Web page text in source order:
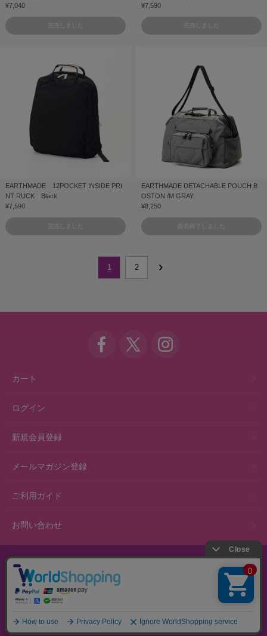
¥7,040
完売しました
¥7,590
完売しました
EARTHMADE 12POCKET INSIDE PRI
NT RUCK Black
¥7,590
完売しました
EARTHMADE DETACHABLE POUCH B
OSTON /M GRAY
¥8,250
販売終了しました
1 2
カート
ログイン
新規会員登録
メールマガジン登録
ご利用ガイド
お問い合わせ